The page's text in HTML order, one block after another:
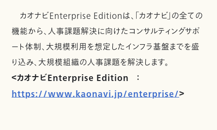
カオナビEnterprise Editionは、「カオナビ」の全ての
機能から、人事課題解決に向けたコンサルティングサポ
ート体制、大規模利用を想定したインフラ基盤までを盛
り込み、大規模組織の人事課題を解決します。
＜カオナビEnterprise Edition ：
https://www.kaonavi.jp/enterprise/＞